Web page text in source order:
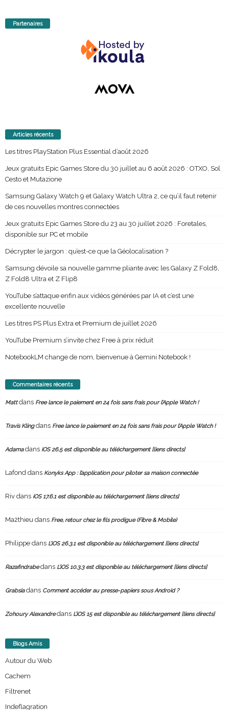
Partenaires
Articles récents
Les titres PlayStation Plus Essential d’août 2026
Jeux gratuits Epic Games Store du 30 juillet au 6 août 2026 : OTXO, Sol
Cesto et Mutazione
Samsung Galaxy Watch 9 et Galaxy Watch Ultra 2, ce qu’il faut retenir
de ces nouvelles montres connectées
Jeux gratuits Epic Games Store du 23 au 30 juillet 2026 : Foretales,
disponible sur PC et mobile
Décrypter le jargon : qu’est-ce que la Géolocalisation ?
Samsung dévoile sa nouvelle gamme pliante avec les Galaxy Z Fold8,
Z Fold8 Ultra et Z Flip8
YouTube s’attaque enfin aux vidéos générées par IA et c’est une
excellente nouvelle
Les titres PS Plus Extra et Premium de juillet 2026
YouTube Premium s’invite chez Free à prix réduit
NotebookLM change de nom, bienvenue à Gemini Notebook !
Commentaires récents
Mattdans Free lance le paiement en 24 fois sans frais pour l’Apple Watch !
Travis Klingdans Free lance le paiement en 24 fois sans frais pour l’Apple Watch !
Adamadans iOS 26.5 est disponible au téléchargement [liens directs]
Lafond dans Konyks App : l’application pour piloter sa maison connectée
Riv dans iOS 17.6.1 est disponible au téléchargement [liens directs]
Ma2thieu dans Free, retour chez le fils prodigue (Fibre & Mobile)
Philippe dans L’iOS 26.3.1 est disponible au téléchargement [liens directs]
Razafindrabedans L’iOS 10.3.3 est disponible au téléchargement [liens directs]
Grabsiadans Comment accéder au presse-papiers sous Android ?
Zohoury Alexandredans L’iOS 15 est disponible au téléchargement [liens directs]
Blogs Amis
Autour du Web
Cachem
Filtrenet
Indeflagration